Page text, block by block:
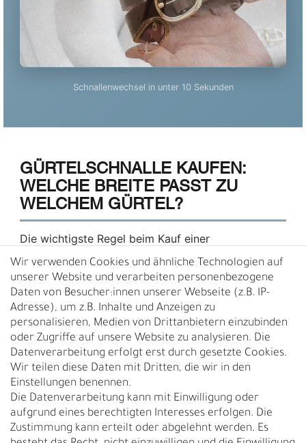
Schnallenwechsel in unter 10 Sekunden
GÜRTELSCHNALLE KAUFEN:
WELCHE BREITE PASST ZU
WELCHEM GÜRTEL?
Die wichtigste Regel beim Kauf einer
Gürtelschnalle:Die Breite der Schnalle muss zur
Breite des Gürtelriemens passen.Eine 4-cm-
Schnalle passt nicht auf einen 3-cm-Gürtel. Hier
eine Orientierung nach Anlass und Stil:
Breite Anlass
Empfohlener
Schnallentyp
Für
2–
2,5 cm
Kleid,
Bluse,
schmale
Kleine
Dornschnalle,
Damen
Wir verwenden Cookies und ähnliche Technologien auf
unserer Website und verarbeiten personenbezogene
Daten von Besucher:innen unserer Webseite (z.B. IP-
Adresse), um z.B. Inhalte und Anzeigen zu
personalisieren, Medien von Drittanbietern einzubinden
oder Zugriffe auf unsere Website zu analysieren. Die
Datenverarbeitung erfolgt erst durch gesetzte Cookies.
Wir teilen diese Daten mit Dritten, die wir in den
Einstellungen benennen.
Die Datenverarbeitung kann mit Einwilligung oder
aufgrund eines berechtigten Interesses erfolgen. Die
Zustimmung kann erteilt oder abgelehnt werden. Es